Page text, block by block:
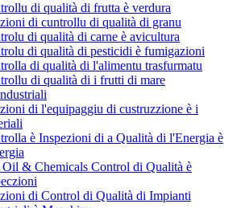
di qualità di frutta è verdura
di cuntrollu di qualità di granu
di qualità di carne è avicultura
di qualità di pesticidi è fumigazioni
di qualità di l'alimentu trasfurmatu
di qualità di i frutti di mare
di l'equipaggiu di custruzzione è i
è Inspezioni di a Qualità di l'Energia è
Oil & Chemicals Control di Qualità è
di Control di Qualità di Impianti